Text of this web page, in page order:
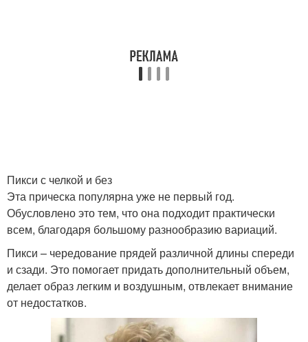
Боб для тонких волос
Слоистый боб Острый боб
Ассиметричный боб Длинный боб
Пикси с челкой и без
Эта прическа популярна уже не первый год.
Обусловлено это тем, что она подходит практически
всем, благодаря большому разнообразию вариаций.
Пикси – чередование прядей различной длины спереди
и сзади. Это помогает придать дополнительный объем,
делает образ легким и воздушным, отвлекает внимание
от недостатков.